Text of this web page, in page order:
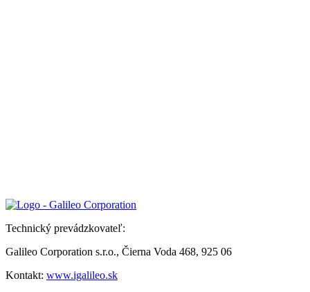
Technický prevádzkovateľ:
Galileo Corporation s.r.o., Čierna Voda 468, 925 06
Kontakt: www.igalileo.sk